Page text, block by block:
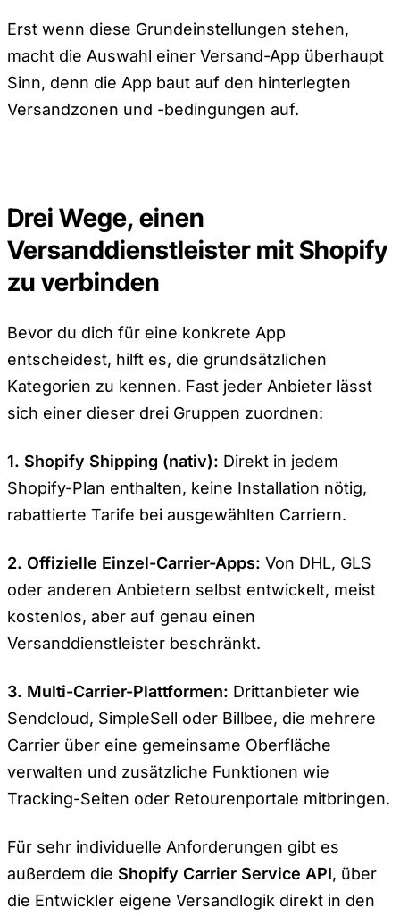
Erst wenn diese Grundeinstellungen stehen,
macht die Auswahl einer Versand-App überhaupt
Sinn, denn die App baut auf den hinterlegten
Versandzonen und -bedingungen auf.
Drei Wege, einen
Versanddienstleister mit Shopify
zu verbinden
Bevor du dich für eine konkrete App
entscheidest, hilft es, die grundsätzlichen
Kategorien zu kennen. Fast jeder Anbieter lässt
sich einer dieser drei Gruppen zuordnen:
1. Shopify Shipping (nativ): Direkt in jedem
Shopify-Plan enthalten, keine Installation nötig,
rabattierte Tarife bei ausgewählten Carriern.
2. Offizielle Einzel-Carrier-Apps: Von DHL, GLS
oder anderen Anbietern selbst entwickelt, meist
kostenlos, aber auf genau einen
Versanddienstleister beschränkt.
3. Multi-Carrier-Plattformen: Drittanbieter wie
Sendcloud, SimpleSell oder Billbee, die mehrere
Carrier über eine gemeinsame Oberfläche
verwalten und zusätzliche Funktionen wie
Tracking-Seiten oder Retourenportale mitbringen.
Für sehr individuelle Anforderungen gibt es
außerdem die Shopify Carrier Service API, über
die Entwickler eigene Versandlogik direkt in den